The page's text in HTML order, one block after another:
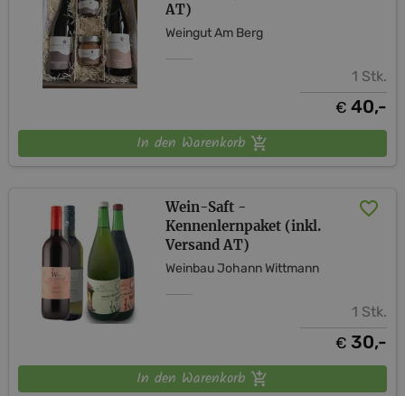
AT)
Weingut Am Berg
1 Stk.
€ 40,-
In den Warenkorb
Wein-Saft -
Kennenlernpaket (inkl.
Versand AT)
Weinbau Johann Wittmann
1 Stk.
€ 30,-
In den Warenkorb